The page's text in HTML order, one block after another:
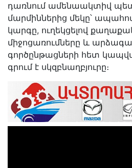
դառնում ամենաակտիվ
մարմիններից մեկը՝
կարգը, ուղեկցելով
միջոցառումները և
գործընթացների հետ
գրում է սկզբնաղբյուրը։